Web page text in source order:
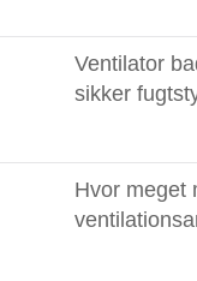
Ventilator
sikker
Hvor meget